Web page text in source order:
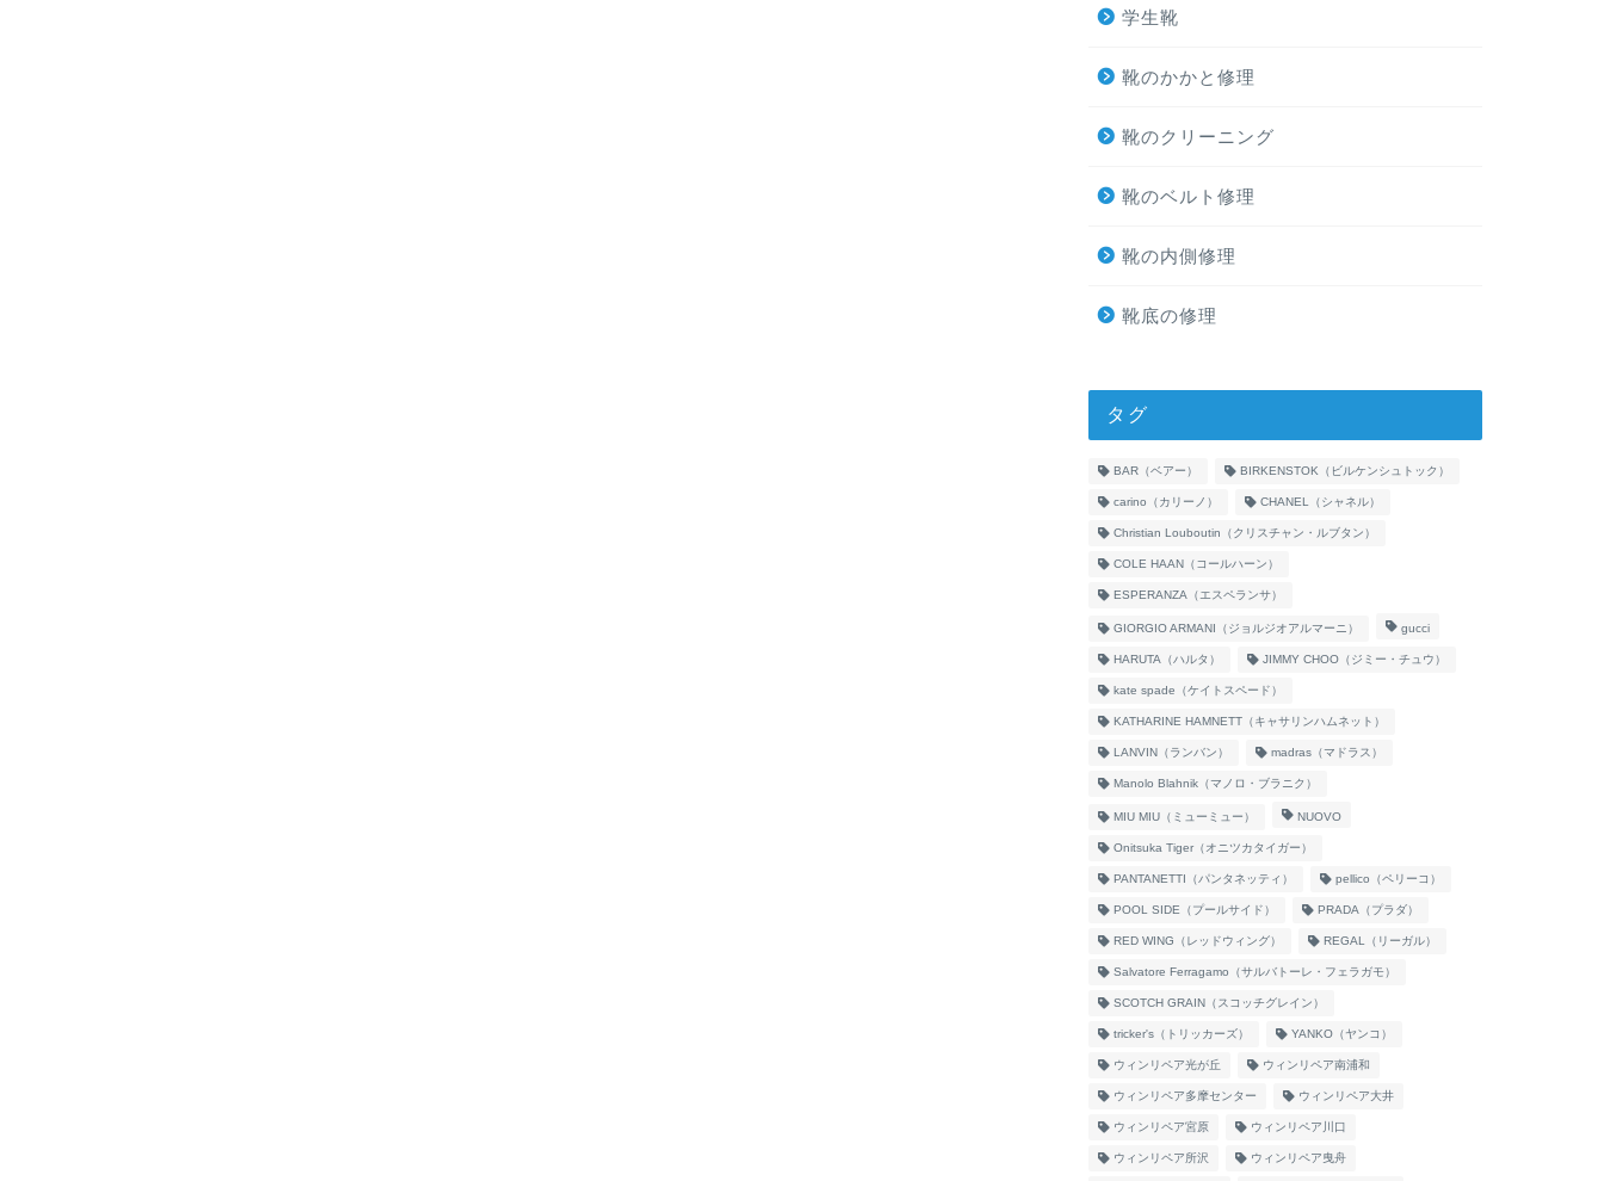
学生靴
靴のかかと修理
靴のクリーニング
靴のベルト修理
靴の内側修理
靴底の修理
タグ
BAR（ベアー） BIRKENSTOK（ビルケンシュトック）
carino（カリーノ） CHANEL（シャネル）
Christian Louboutin（クリスチャン・ルブタン）
COLE HAAN（コールハーン）
ESPERANZA（エスペランサ）
GIORGIO ARMANI（ジョルジオアルマーニ） gucci
HARUTA（ハルタ） JIMMY CHOO（ジミー・チュウ）
kate spade（ケイトスペード）
KATHARINE HAMNETT（キャサリンハムネット）
LANVIN（ランバン） madras（マドラス）
Manolo Blahnik（マノロ・ブラニク）
MIU MIU（ミューミュー） NUOVO
Onitsuka Tiger（オニツカタイガー）
PANTANETTI（パンタネッティ） pellico（ペリーコ）
POOL SIDE（プールサイド） PRADA（プラダ）
RED WING（レッドウィング） REGAL（リーガル）
Salvatore Ferragamo（サルバトーレ・フェラガモ）
SCOTCH GRAIN（スコッチグレイン）
tricker's（トリッカーズ） YANKO（ヤンコ）
ウィンリペア光が丘 ウィンリペア南浦和
ウィンリペア多摩センター ウィンリペア大井
ウィンリペア宮原 ウィンリペア川口
ウィンリペア所沢 ウィンリペア曳舟